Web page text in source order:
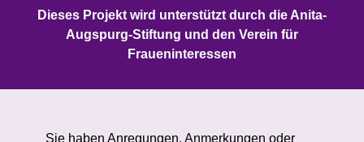
Dieses Projekt wird unterstützt durch die Anita-
Augspurg-Stiftung und den Verein für
Fraueninteressen
Sie haben Anregungen, Anmerkungen oder